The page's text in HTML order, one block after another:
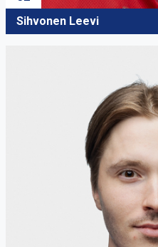
Sihvonen Leevi